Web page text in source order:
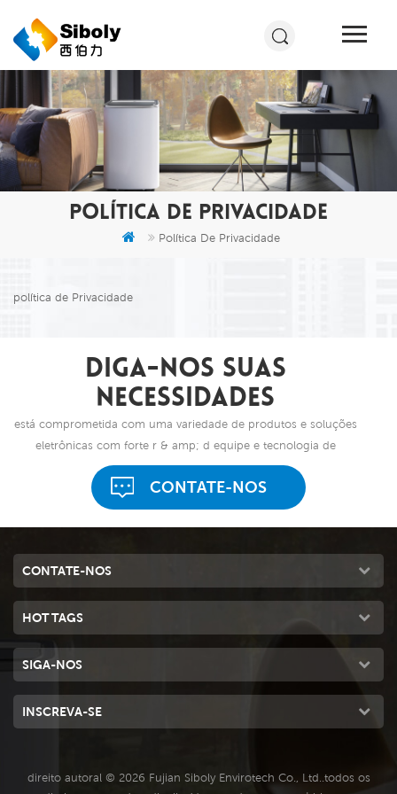
POLÍTICA DE PRIVACIDADE
Política De Privacidade
política de Privacidade
diga-nos suas
necessidades
está comprometida com uma variedade de produtos e soluções
eletrônicas com forte r & amp; d equipe e tecnologia de
backup.
CONTATE-NOS
CONTATE-NOS
HOT TAGS
SIGA-NOS
INSCREVA-SE
direito autoral © 2026 Fujian Siboly Envirotech Co., Ltd..todos os